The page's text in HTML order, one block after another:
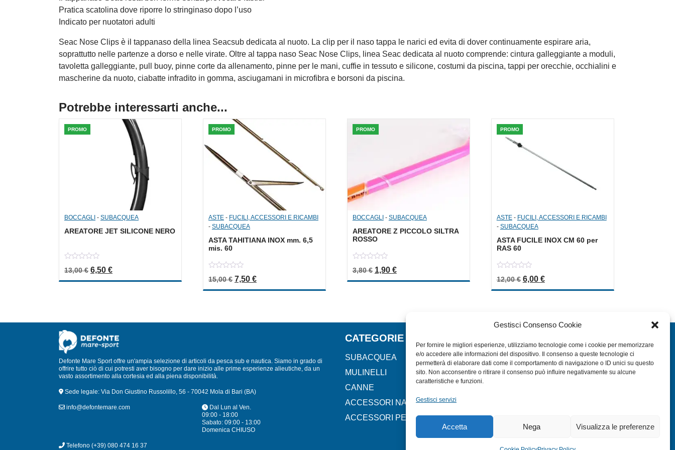
Gestisci Consenso Cookie
Per fornire le migliori esperienze, utilizziamo tecnologie come i cookie per memorizzare
e/o accedere alle informazioni del dispositivo. Il consenso a queste tecnologie ci
permetterà di elaborare dati come il comportamento di navigazione o ID unici su questo
sito. Non acconsentire o ritirare il consenso può influire negativamente su alcune
caratteristiche e funzioni.
Gestisci servizi
Accetta Nega Visualizza le preferenze
Pratica scatolina dove riporre lo stringinaso dopo l’uso
Indicato per nuotatori adulti
Seac Nose Clips è il tappanaso della linea Seacsub dedicata al nuoto. La clip per il naso tappa le narici ed evita di dover continuamente espirare aria,
soprattutto nelle partenze a dorso e nelle virate. Oltre al tappa naso Seac Nose Clips, linea Seac dedicata al nuoto comprende: cintura galleggiante a moduli,
tavoletta galleggiante, pull buoy, pinne corte da allenamento, pinne per le mani, cuffie in tessuto e silicone, costumi da piscina, tappi per orecchie, occhialini e
mascherine da nuoto, ciabatte infradito in gomma, asciugamani in microfibra e borsoni da piscina.
Potrebbe interessarti anche...
PROMO
BOCCAGLI - SUBACQUEA
AREATORE JET SILICONE NERO
out
13,00€ Il prezzo originale era: 13,00 €.
6,50 €Il prezzo attuale è: 6,50 €.
PROMO
ASTE- FUCILI, ACCESSORI E RICAMBI
- SUBACQUEA
ASTA TAHITIANA INOX mm. 6,5
mis. 60
out
15,00€ Il prezzo originale era: 15,00 €.
7,50 €Il prezzo attuale è: 7,50 €.
PROMO
BOCCAGLI- SUBACQUEA
AREATORE Z PICCOLO SILTRA
ROSSO
out
3,80€ Il prezzo originale era: 3,80 €.
1,90 €Il prezzo attuale è: 1,90 €.
PROMO
ASTE- FUCILI, ACCESSORI E RICAMBI
- SUBACQUEA
ASTA FUCILE INOX CM 60 per
RAS 60
out
12,00€ Il prezzo originale era: 12,00 €.
6,00 €Il prezzo attuale è: 6,00 €.
Defonte Mare Sport offre un'ampia selezione di articoli da pesca sub e nautica. Siamo in grado di
offrire tutto ciò di cui potresti aver bisogno per dare inizio alle prime esperienze alieutiche, da un
vasto assortimento alla cortesia ed alla piena disponibilità.
Sede legale: Via Don Giustino Russolillo, 56 - 70042 Mola di Bari (BA)
info@defontemare.com
Dal Lun al Ven.
09:00 - 18:00
Sabato: 09:00 - 13:00
Domenica CHIUSO
Telefono (+39) 080 474 16 37
CATEGORIE
SUBACQUEA
MULINELLI
CANNE
ACCESSORI NAUTICI
ACCESSORI PESCA
HOME
SHOP
COOKIE POLICY (UE)
MODULO RESO